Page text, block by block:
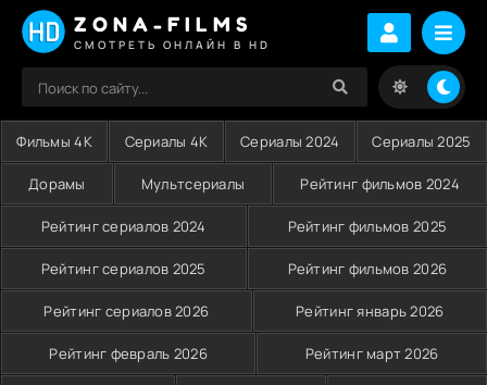
ZONA-FILMS
СМОТРЕТЬ ОНЛАЙН В HD
Фильмы 4K Сериалы 4K Сериалы 2024 Сериалы 2025
Дорамы Мультсериалы Рейтинг фильмов 2024
Рейтинг сериалов 2024 Рейтинг фильмов 2025
Рейтинг сериалов 2025 Рейтинг фильмов 2026
Рейтинг сериалов 2026 Рейтинг январь 2026
Рейтинг февраль 2026 Рейтинг март 2026